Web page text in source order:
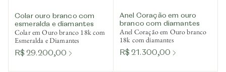
Colar ouro branco com
esmeralda e diamantes
Colar em Ouro branco 18k com
Esmeralda e Diamantes
R$ 29.200,00
Anel Coração em ouro
branco com diamantes
Anel Coração em Ouro branco
18k com diamantes
R$ 21.300,00